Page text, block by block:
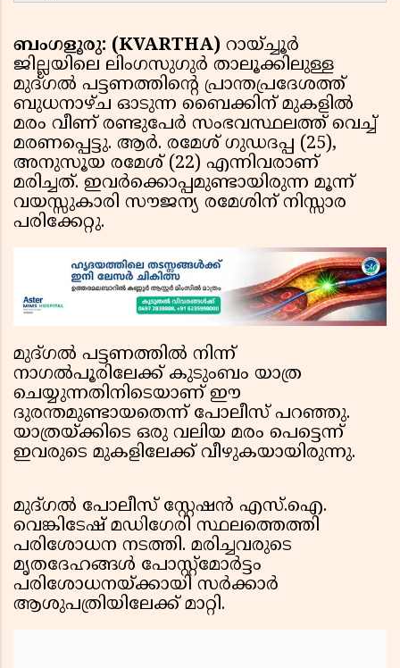
ബംഗളൂരു: (KVARTHA) റായ്ച്ചൂർ
ജില്ലയിലെ ലിംഗസുഗുർ താലൂക്കിലുള്ള
മുദ്ഗൽ പട്ടണത്തിന്റെ പ്രാന്തപ്രദേശത്ത്
ബുധനാഴ്ച ഓടുന്ന ബൈക്കിന് മുകളിൽ
മരം വീണ് രണ്ടുപേർ സംഭവസ്ഥലത്ത് വെച്ച്
മരണപ്പെട്ടു. ആർ. രമേശ് ഗുഡദപ്പ (25),
അനുസൂയ രമേശ് (22) എന്നിവരാണ്
മരിച്ചത്. ഇവർക്കൊപ്പമുണ്ടായിരുന്ന മൂന്ന്
വയസ്സുകാരി സൗജന്യ രമേശിന് നിസ്സാര
പരിക്കേറ്റു.
മുദ്ഗൽ പട്ടണത്തിൽ നിന്ന്
നാഗൽപൂരിലേക്ക് കുടുംബം യാത്ര
ചെയ്യുന്നതിനിടെയാണ് ഈ
ദുരന്തമുണ്ടായതെന്ന് പോലീസ് പറഞ്ഞു.
യാത്രയ്ക്കിടെ ഒരു വലിയ മരം പെട്ടെന്ന്
ഇവരുടെ മുകളിലേക്ക് വീഴുകയായിരുന്നു.
മുദ്ഗൽ പോലീസ് സ്റ്റേഷൻ എസ്.ഐ.
വെങ്കിടേഷ് മഡിഗേരി സ്ഥലത്തെത്തി
പരിശോധന നടത്തി. മരിച്ചവരുടെ
മൃതദേഹങ്ങൾ പോസ്റ്റ്‌മോർട്ടം
പരിശോധനയ്ക്കായി സർക്കാർ
ആശുപത്രിയിലേക്ക് മാറ്റി.